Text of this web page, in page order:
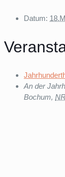
Datum:
An der
Bochum,